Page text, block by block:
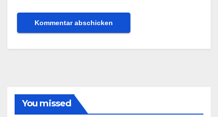
You missed